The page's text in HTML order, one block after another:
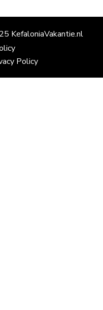
KefaloniaVakantie.nl
Policy